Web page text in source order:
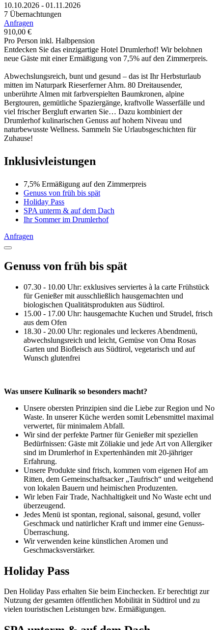
10.10.2026 - 01.11.2026
7 Übernachtungen
Anfragen
910,00 €
Pro Person inkl. Halbpension
Entdecken Sie das einzigartige Hotel Drumlerhof! Wir belohnen
neue Gäste mit einer Ermäßigung von 7,5% auf den Zimmerpreis.
Abwechslungsreich, bunt und gesund – das ist Ihr Herbsturlaub
mitten im Naturpark Rieserferner Ahrn. 80 Dreitausender,
unberührte Almen mit farbverspielten Baumkronen, alpine
Bergtouren, gemütliche Spaziergänge, kraftvolle Wasserfälle und
viel frischer Bergluft erwarten Sie… Dazu kombiniert der
Drumlerhof kulinarischen Genuss auf hohem Niveau und
naturbewusste Wellness. Sammeln Sie Urlaubsgeschichten für
Zuhause!
Inklusivleistungen
7,5% Ermäßigung auf den Zimmerpreis
Genuss von früh bis spät
Holiday Pass
SPA unterm & auf dem Dach
Ihr Sommer im Drumlerhof
Anfragen
Genuss von früh bis spät
07.30 - 10.00 Uhr: exklusives serviertes à la carte Frühstück
für Genießer mit ausschließlich hausgemachten und
biologischen Qualitätsprodukten aus Südtirol.
15.00 - 17.00 Uhr: hausgemachte Kuchen und Strudel, frisch
aus dem Ofen
18.30 - 20.00 Uhr: regionales und leckeres Abendmenü,
abwechslungsreich und leicht, Gemüse von Oma Rosas
Garten und Biofleisch aus Südtirol, vegetarisch und auf
Wunsch glutenfrei
Was unsere Kulinarik so besonders macht?
Unsere obersten Prinzipien sind die Liebe zur Region und No
Waste. In unserer Küche werden somit Lebensmittel maximal
verwertet, für minimalem Abfall.
Wir sind der perfekte Partner für Genießer mit speziellen
Bedürfnissen: Gäste mit Zöliakie und jede Art von Allergiker
sind im Drumlerhof in Expertenhänden mit 20-jähriger
Erfahrung.
Unsere Produkte sind frisch, kommen vom eigenen Hof am
Ritten, dem Gemeinschaftsacker „Taufrisch“ und weitgehend
von lokalen Bauern und heimischen Produzenten.
Wir leben Fair Trade, Nachhaltigkeit und No Waste echt und
überzeugend.
Jedes Menü ist spontan, regional, saisonal, gesund, voller
Geschmack und natürlicher Kraft und immer eine Genuss-
Überraschung.
Wir verwenden keine künstlichen Aromen und
Geschmacksverstärker.
Holiday Pass
Den Holiday Pass erhalten Sie beim Einchecken. Er berechtigt zur
Nutzung der gesamten öffentlichen Mobilität in Südtirol und zu
vielen touristischen Leistungen bzw. Ermäßigungen.